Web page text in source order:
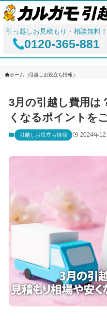
引っ越しお見積もり・相談無料！
0120-365-881
ホーム 引越しお役立ち情報
3月の引越し費用は
くなるポイントを
引越しお役立ち情報 2024年12